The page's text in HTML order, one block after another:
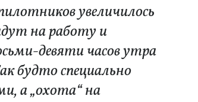
увеличилось
на работу и
девяти часов утра
будто специально
а „охота“ на